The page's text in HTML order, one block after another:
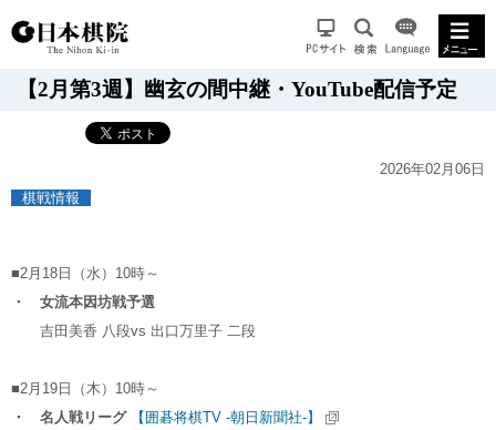
【2月第3週】幽玄の間中継・YouTube配信予定
2026年02月06日
棋戦情報
■2月18日（水）10時～
・ 女流本因坊戦予選
吉田美香 八段vs 出口万里子 二段
■2月19日（木）10時～
・ 名人戦リーグ
【囲碁将棋TV -朝日新聞社-】